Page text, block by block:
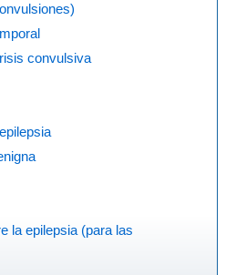
convulsiva
la epilepsia (para las